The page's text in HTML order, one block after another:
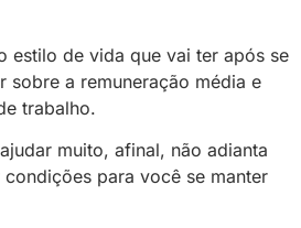
estilo de vida que vai ter após se
a remuneração média e
trabalho.
muito, afinal, não adianta
para você se manter